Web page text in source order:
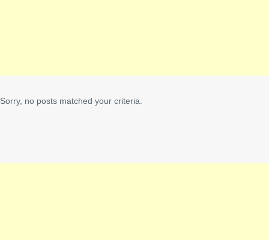
Sorry, no posts matched your criteria.